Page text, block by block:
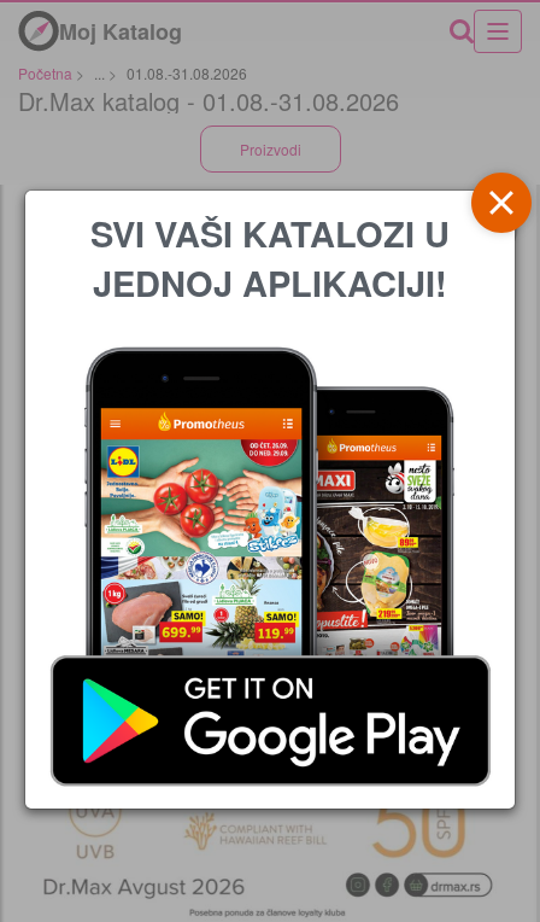
Moj Katalog
Početna > > 01.08.-31.08.2026
Dr.Max katalog - 01.08.-31.08.2026
Proizvodi
SVI VAŠI KATALOZI U
JEDNOJ APLIKACIJI!